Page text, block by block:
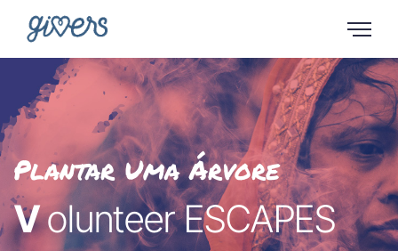
Plantar Uma Árvore
Volunteer ESCAPES